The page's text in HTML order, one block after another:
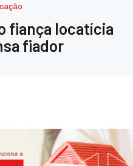
fiança locatícia
fiador